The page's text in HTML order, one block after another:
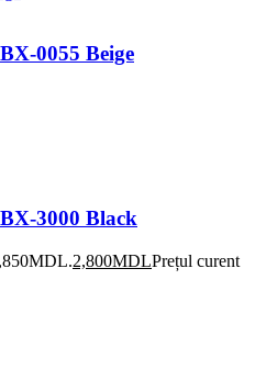
0055 Beige
3000 Black
2,800MDLPrețul curent